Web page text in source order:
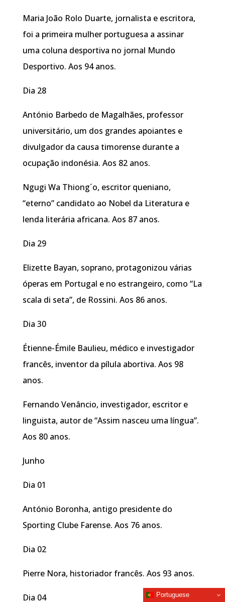
Maria João Rolo Duarte, jornalista e escritora,
foi a primeira mulher portuguesa a assinar
uma coluna desportiva no jornal Mundo
Desportivo. Aos 94 anos.
Dia 28
António Barbedo de Magalhães, professor
universitário, um dos grandes apoiantes e
divulgador da causa timorense durante a
ocupação indonésia. Aos 82 anos.
Ngugi Wa Thiong´o, escritor queniano,
“eterno” candidato ao Nobel da Literatura e
lenda literária africana. Aos 87 anos.
Dia 29
Elizette Bayan, soprano, protagonizou várias
óperas em Portugal e no estrangeiro, como “La
scala di seta”, de Rossini. Aos 86 anos.
Dia 30
Étienne-Émile Baulieu, médico e investigador
francês, inventor da pílula abortiva. Aos 98
anos.
Fernando Venâncio, investigador, escritor e
linguista, autor de “Assim nasceu uma língua”.
Aos 80 anos.
Junho
Dia 01
António Boronha, antigo presidente do
Sporting Clube Farense. Aos 76 anos.
Dia 02
Pierre Nora, historiador francês. Aos 93 anos.
Dia 04 Portuguese